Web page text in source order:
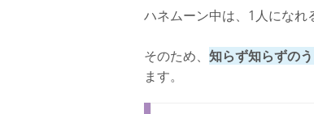
ハネムーン中は、1人になれ
そのため、 知らず知らずの
ます。